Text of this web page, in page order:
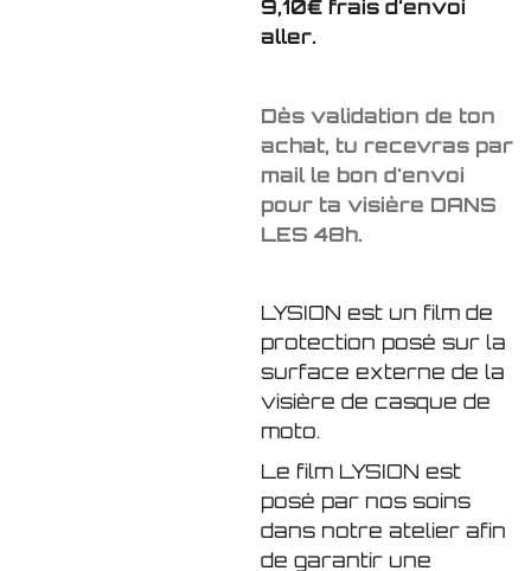
9,10€ frais d'envoi
aller.
Dès validation de ton
achat, tu recevras par
mail le bon d'envoi
pour ta visière DANS
LES 48h.
LYSION est un film de
protection posé sur la
surface externe de la
visière de casque de
moto.
Le film LYSION est
posé par nos soins
dans notre atelier afin
de garantir une